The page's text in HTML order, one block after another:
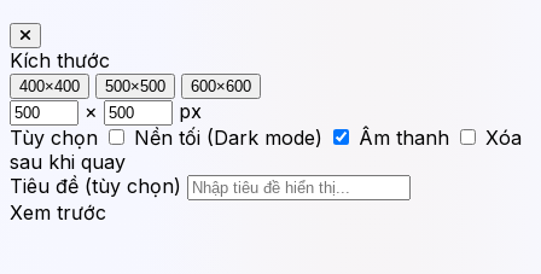
Kích thước
400×400 500×500 600×600
×
px
Tùy chọn
Nền tối (Dark mode) Âm thanh
Xóa
sau khi quay
Tiêu đề (tùy chọn)
Xem trước